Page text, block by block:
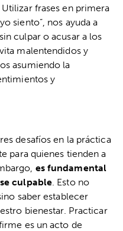
frases en primera
siento”, nos ayuda a
culpar o acusar a los
malentendidos y
asumiendo la
y
desafíos en la práctica
para quienes tienden a
es fundamental
culpable . Esto no
saber establecer
bienestar. Practicar
es un acto de